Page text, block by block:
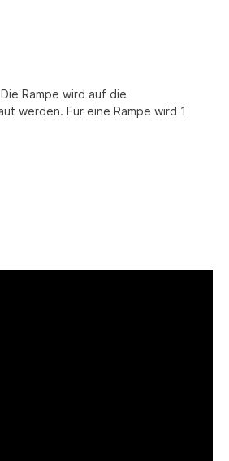
Rampe wird auf die
werden. Für eine Rampe wird 1